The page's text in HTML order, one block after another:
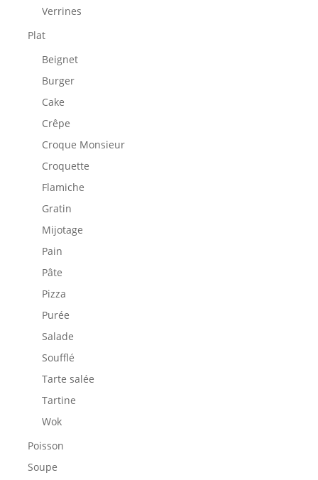
Verrines
Plat
Beignet
Burger
Cake
Crêpe
Croque Monsieur
Croquette
Flamiche
Gratin
Mijotage
Pain
Pâte
Pizza
Purée
Salade
Soufflé
Tarte salée
Tartine
Wok
Poisson
Soupe